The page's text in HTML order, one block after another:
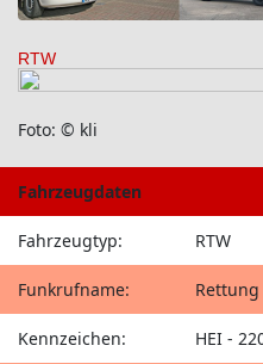
RTW
Foto: © kli
Fahrzeugdaten
Fahrzeugtyp: RTW
Funkrufname:
Kennzeichen: HEI -